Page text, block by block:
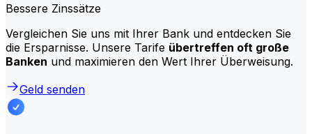
Bessere Zinssätze
Vergleichen Sie uns mit Ihrer Bank und entdecken Sie
die Ersparnisse. Unsere Tarife übertreffen oft große
Banken und maximieren den Wert Ihrer Überweisung.
Geld senden